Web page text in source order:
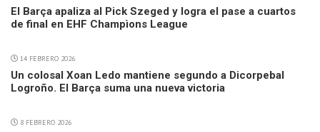
El Barça apaliza al Pick Szeged y logra el pase a cuartos
de final en EHF Champìons League
14 FEBRERO 2026
Un colosal Xoan Ledo mantiene segundo a Dicorpebal
Logroño. El Barça suma una nueva victoria
8 FEBRERO 2026